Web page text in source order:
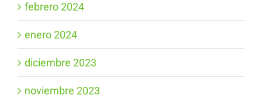
febrero 2024
enero 2024
diciembre 2023
noviembre 2023